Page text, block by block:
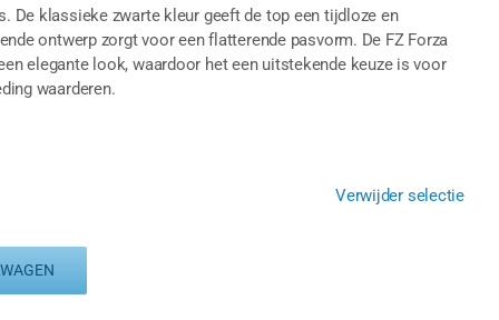
De klassieke zwarte kleur geeft de top een tijdloze en
ontwerp zorgt voor een flatterende pasvorm. De FZ Forza
elegante look, waardoor het een uitstekende keuze is voor
waarderen.
Verwijder selectie